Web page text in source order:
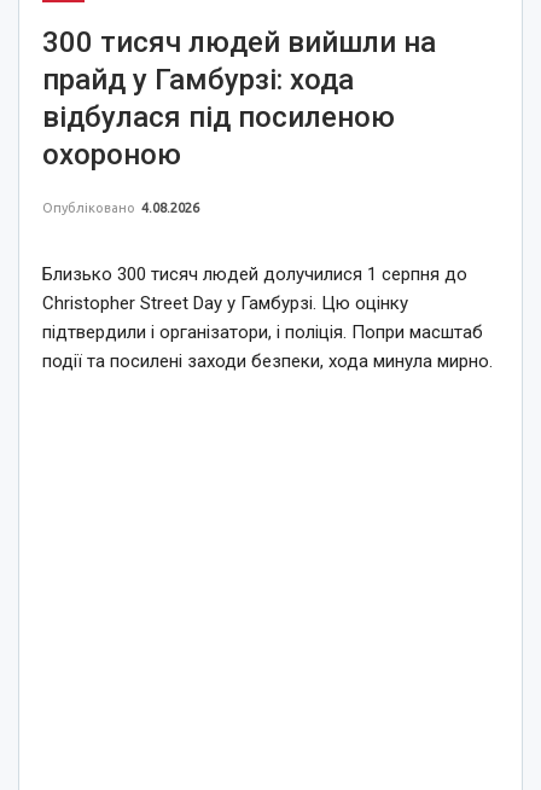
300 тисяч людей вийшли на
прайд у Гамбурзі: хода
відбулася під посиленою
охороною
Опубліковано 4.08.2026
Близько 300 тисяч людей долучилися 1 серпня до
Christopher Street Day у Гамбурзі. Цю оцінку
підтвердили і організатори, і поліція. Попри масштаб
події та посилені заходи безпеки, хода минула мирно.